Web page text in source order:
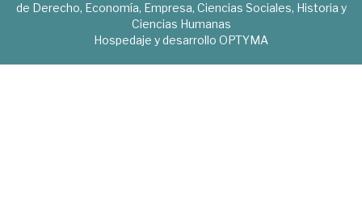
de Derecho, Economía, Empresa, Ciencias Sociales, Historia y
Ciencias Humanas
Hospedaje y desarrollo OPTYMA